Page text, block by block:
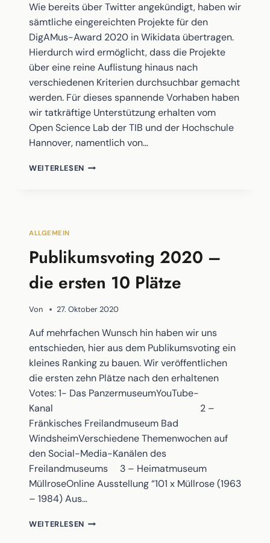
Wie bereits über Twitter angekündigt, haben wir
sämtliche eingereichten Projekte für den
DigAMus-Award 2020 in Wikidata übertragen.
Hierdurch wird ermöglicht, dass die Projekte
über eine reine Auflistung hinaus nach
verschiedenen Kriterien durchsuchbar gemacht
werden. Für dieses spannende Vorhaben haben
wir tatkräftige Unterstützung erhalten vom
Open Science Lab der TIB und der Hochschule
Hannover, namentlich von…
WEITERLESEN DIGAMUS
ALLGEMEIN
Publikumsvoting 2020 –
die ersten 10 Plätze
Von 27. Oktober 2020
Auf mehrfachen Wunsch hin haben wir uns
entschieden, hier aus dem Publikumsvoting ein
kleines Ranking zu bauen. Wir veröffentlichen
die ersten zehn Plätze nach den erhaltenen
Votes: 1- Das PanzermuseumYouTube-
Kanal 2 –
Fränkisches Freilandmuseum Bad
WindsheimVerschiedene Themenwochen auf
den Social-Media-Kanälen des
Freilandmuseums 3 – Heimatmuseum
MüllroseOnline Ausstellung “101 x Müllrose (1963
– 1984) Aus…
WEITERLESEN PUBLIKUMSVOTING